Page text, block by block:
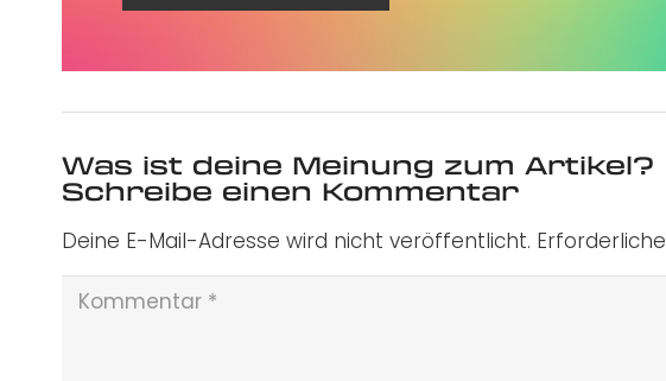
Was ist deine Meinung zum Artikel?
Schreibe einen Kommentar
Deine E-Mail-Adresse wird nicht veröffentlicht.